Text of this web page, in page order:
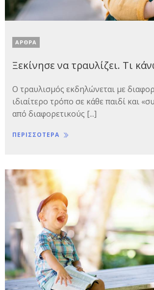
ΑΡΘΡΑ
Ξεκίνησε να τραυλίζει. Τι
Ο τραυλισμός εκδηλώνεται με
ιδιαίτερο τρόπο σε κάθε παιδί και
από διαφορετικούς [...]
ΠΕΡΙΣΣΟΤΕΡΑ